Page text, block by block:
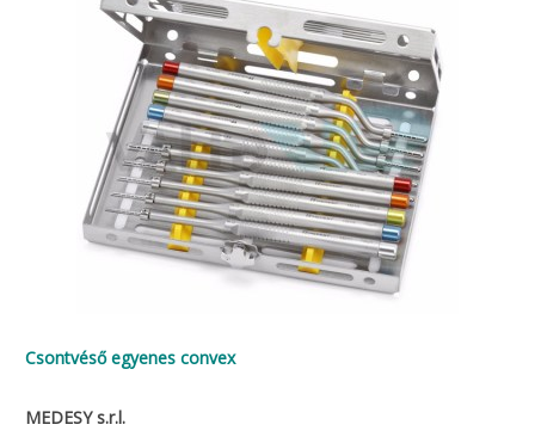
Csontvéső egyenes convex
MEDESY s.r.l.